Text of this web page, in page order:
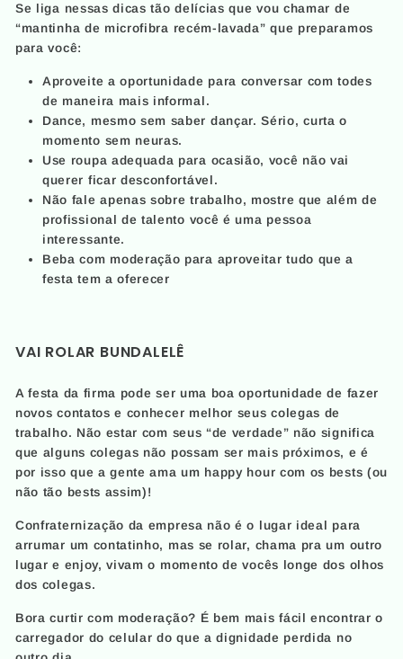
Se liga nessas dicas tão delícias que vou chamar de
“mantinha de microfibra recém-lavada” que preparamos
para você:
Aproveite a oportunidade para conversar com todes
de maneira mais informal.
Dance, mesmo sem saber dançar. Sério, curta o
momento sem neuras.
Use roupa adequada para ocasião, você não vai
querer ficar desconfortável.
Não fale apenas sobre trabalho, mostre que além de
profissional de talento você é uma pessoa
interessante.
Beba com moderação para aproveitar tudo que a
festa tem a oferecer
VAI ROLAR BUNDALELÊ
A festa da firma pode ser uma boa oportunidade de fazer
novos contatos e conhecer melhor seus colegas de
trabalho. Não estar com seus “de verdade” não significa
que alguns colegas não possam ser mais próximos, e é
por isso que a gente ama um happy hour com os bests (ou
não tão bests assim)!
Confraternização da empresa não é o lugar ideal para
arrumar um contatinho, mas se rolar, chama pra um outro
lugar e enjoy, vivam o momento de vocês longe dos olhos
dos colegas.
Bora curtir com moderação? É bem mais fácil encontrar o
carregador do celular do que a dignidade perdida no